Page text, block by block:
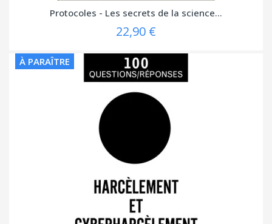
Protocoles - Les secrets de la science...
22,90 €
À PARAÎTRE